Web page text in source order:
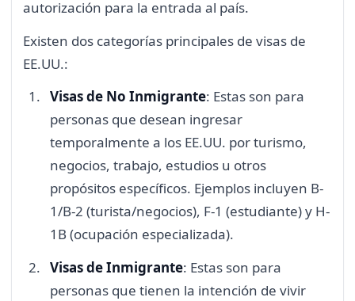
autorización para la entrada al país.
Existen dos categorías principales de visas de
EE.UU.:
Visas de No Inmigrante: Estas son para
personas que desean ingresar
temporalmente a los EE.UU. por turismo,
negocios, trabajo, estudios u otros
propósitos específicos. Ejemplos incluyen B-
1/B-2 (turista/negocios), F-1 (estudiante) y H-
1B (ocupación especializada).
Visas de Inmigrante: Estas son para
personas que tienen la intención de vivir